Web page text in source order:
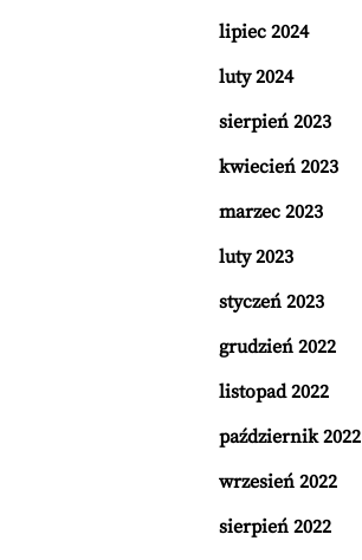
lipiec 2024
luty 2024
sierpień 2023
kwiecień 2023
marzec 2023
luty 2023
styczeń 2023
grudzień 2022
listopad 2022
październik 2022
wrzesień 2022
sierpień 2022